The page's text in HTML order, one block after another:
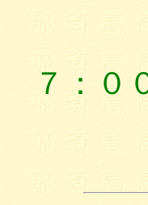
７：０